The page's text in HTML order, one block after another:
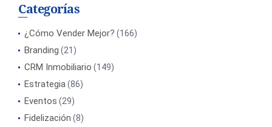
Categorías
¿Cómo Vender Mejor? (166)
Branding (21)
CRM Inmobiliario (149)
Estrategia(86)
Eventos (29)
Fidelización (8)